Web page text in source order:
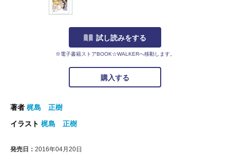
試し読みをする
※電子書籍ストアBOOK☆WALKERへ移動します。
購入する
著者 梶島 正樹
イラスト 梶島 正樹
発売日： 2016年04月20日